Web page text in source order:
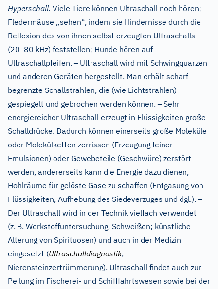
Hyperschall. Viele Tiere können Ultraschall noch hören;
Fledermäuse „sehen“, indem sie Hindernisse durch die
Reflexion des von ihnen selbst erzeugten Ultraschalls
(20–80 kHz) feststellen; Hunde hören auf
Ultraschallpfeifen.–Ultraschall wird mit Schwingquarzen
und anderen Geräten hergestellt. Man erhält scharf
begrenzte Schallstrahlen, die (wie Lichtstrahlen)
gespiegelt und gebrochen werden können.–Sehr
energiereicher Ultraschall erzeugt in Flüssigkeiten große
Schalldrücke. Dadurch können einerseits große Moleküle
oder Molekülketten zerrissen (Erzeugung feiner
Emulsionen) oder Gewebeteile (Geschwüre) zerstört
werden, andererseits kann die Energie dazu dienen,
Hohlräume für gelöste Gase zu schaffen (Entgasung von
Flüssigkeiten, Aufhebung des Siedeverzuges und dgl.).–
Der Ultraschall wird in der Technik vielfach verwendet
(z. B. Werkstoffuntersuchung, Schweißen; künstliche
Alterung von Spirituosen) und auch in der Medizin
eingesetzt (Ultraschalldiagnostik,
Nierensteinzertrümmerung). Ultraschall findet auch zur
Peilung im Fischerei- und Schifffahrtswesen sowie bei der